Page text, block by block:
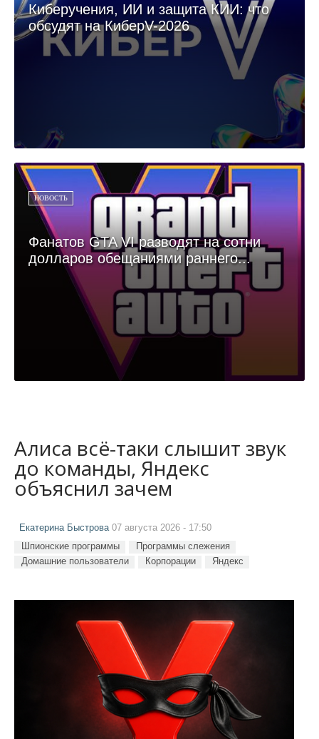
Киберучения, ИИ и защита КИИ: что
обсудят на КиберV-2026
НОВОСТЬ
Фанатов GTA VI разводят на сотни
долларов обещаниями раннего...
Алиса всё-таки слышит звук
до команды, Яндекс
объяснил зачем
Екатерина Быстрова 07 августа 2026 - 17:50
Шпионские программы
Программы слежения
Домашние пользователи
Корпорации Яндекс